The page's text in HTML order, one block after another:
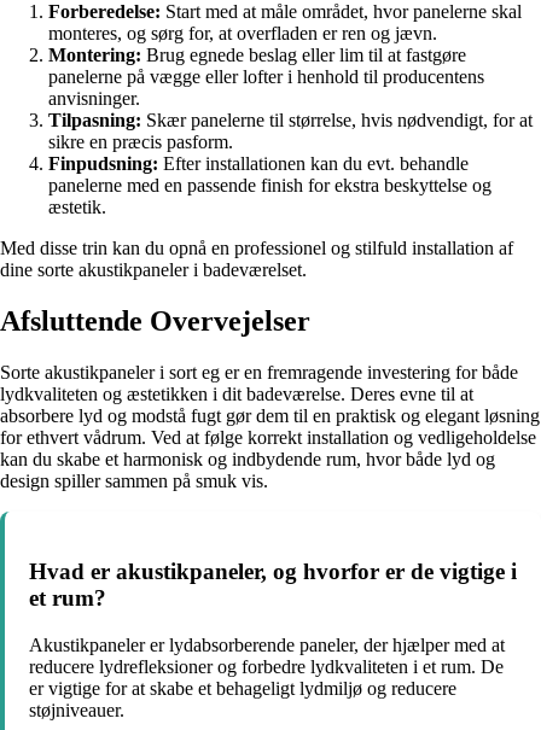
Forberedelse: Start med at måle området, hvor panelerne skal
monteres, og sørg for, at overfladen er ren og jævn.
Montering: Brug egnede beslag eller lim til at fastgøre
panelerne på vægge eller lofter i henhold til producentens
anvisninger.
Tilpasning: Skær panelerne til størrelse, hvis nødvendigt, for at
sikre en præcis pasform.
Finpudsning: Efter installationen kan du evt. behandle
panelerne med en passende finish for ekstra beskyttelse og
æstetik.
Med disse trin kan du opnå en professionel og stilfuld installation af
dine sorte akustikpaneler i badeværelset.
Afsluttende Overvejelser
Sorte akustikpaneler i sort eg er en fremragende investering for både
lydkvaliteten og æstetikken i dit badeværelse. Deres evne til at
absorbere lyd og modstå fugt gør dem til en praktisk og elegant løsning
for ethvert vådrum. Ved at følge korrekt installation og vedligeholdelse
kan du skabe et harmonisk og indbydende rum, hvor både lyd og
design spiller sammen på smuk vis.
Hvad er akustikpaneler, og hvorfor er de vigtige i
et rum?
Akustikpaneler er lydabsorberende paneler, der hjælper med at
reducere lydrefleksioner og forbedre lydkvaliteten i et rum. De
er vigtige for at skabe et behageligt lydmiljø og reducere
støjniveauer.